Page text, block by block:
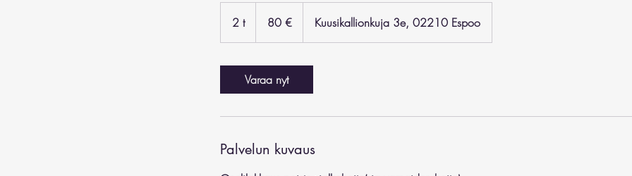
2 t2
t
80 € Kuusikallionkuja 3e, 02210 Espoo
Varaa nyt
Palvelun kuvaus